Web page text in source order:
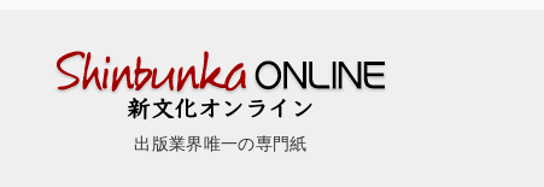
出版業界唯一の専門紙